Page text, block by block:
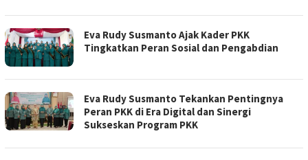
Eva Rudy Susmanto Ajak Kader PKK
Tingkatkan Peran Sosial dan Pengabdian
Eva Rudy Susmanto Tekankan Pentingnya
Peran PKK di Era Digital dan Sinergi
Sukseskan Program PKK